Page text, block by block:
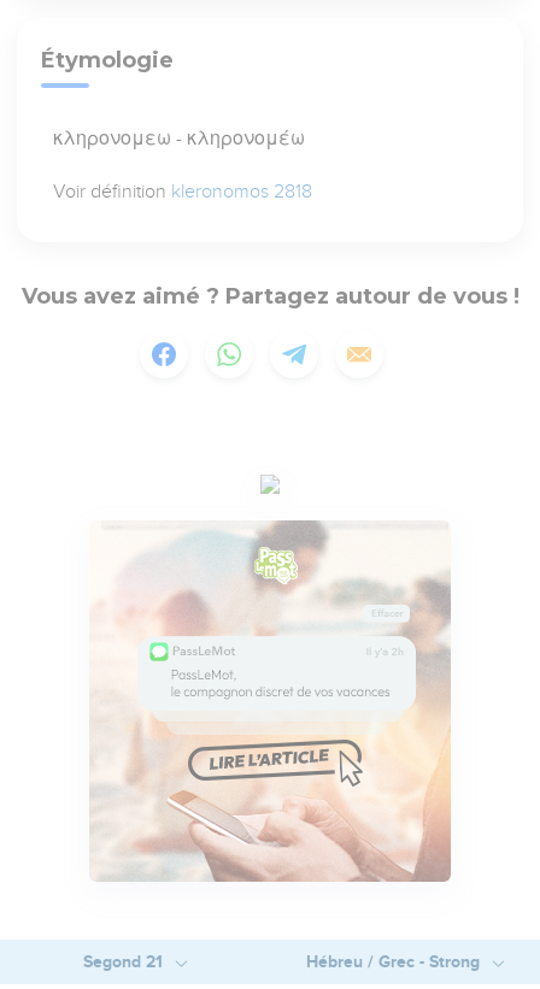
Étymologie
κληρονομεω - κληρονομέω
Voir définition kleronomos 2818
Vous avez aimé ? Partagez autour de vous !
Segond 21 Hébreu / Grec - Strong